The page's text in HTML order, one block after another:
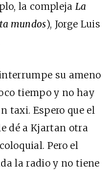
la compleja La
mundos), Jorge Luis
su ameno
tiempo y no hay
taxi. Espero que el
dé a Kjartan otra
Pero el
la radio y no tiene